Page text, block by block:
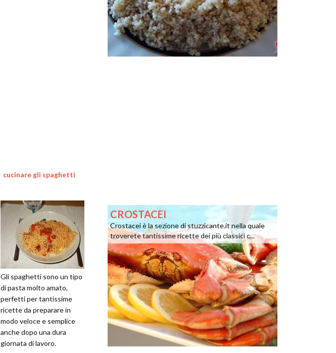
cucinare gli spaghetti
Gli spaghetti sono un tipo
di pasta molto amato,
perfetti per tantissime
ricette da preparare in
modo veloce e semplice
anche dopo una dura
giornata di lavoro.
CROSTACEI
Crostacei è la sezione di stuzzicante.it nella quale
troverete tantissime ricette dei più classici c...